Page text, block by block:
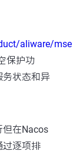
aliware/mse
保护功
务状态和异
但在Nacos
过逐项排